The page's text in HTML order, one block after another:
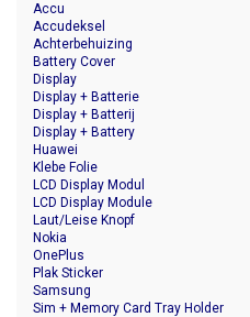
Accu
Accudeksel
Achterbehuizing
Battery Cover
Display
Display + Batterie
Display + Batterij
Display + Battery
Huawei
Klebe Folie
LCD Display Modul
LCD Display Module
Laut/Leise Knopf
Nokia
OnePlus
Plak Sticker
Samsung
Sim + Memory Card Tray Holder